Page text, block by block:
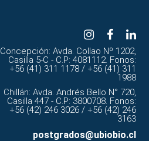
Concepción: Avda. Collao Nº 1202,
Casilla 5-C - C.P: 4081112. Fonos:
+56 (41) 311 1178 / +56 (41) 311
1988
Chillán: Avda. Andrés Bello N° 720,
Casilla 447 - C.P: 3800708. Fonos:
+56 (42) 246 3026 / +56 (42) 246
3163
postgrados@ubiobio.cl